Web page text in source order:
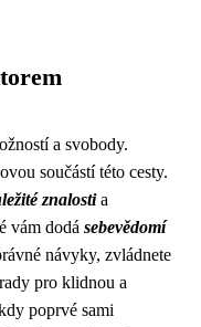
a svobody.
součástí této cesty.
znalostia
vám dodá sebevědomí
návyky, zvládnete
pro klidnou a
poprvé sami